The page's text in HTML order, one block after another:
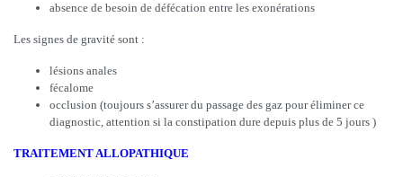
absence de besoin de défécation entre les exonérations
Les signes de gravité sont :
lésions anales
fécalome
occlusion (toujours s’assurer du passage des gaz pour éliminer ce
diagnostic, attention si la constipation dure depuis plus de 5 jours )
TRAITEMENT ALLOPATHIQUE